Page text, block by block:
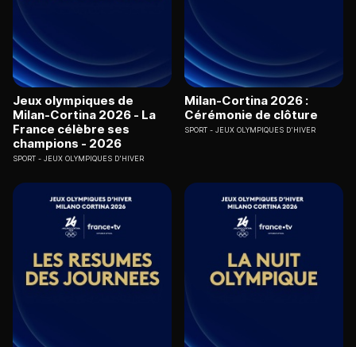
Jeux olympiques de
Milan-Cortina 2026 - La
France célèbre ses
champions - 2026
SPORT JEUX OLYMPIQUES D'HIVER
Milan-Cortina 2026 :
Cérémonie de clôture
SPORT JEUX OLYMPIQUES D'HIVER